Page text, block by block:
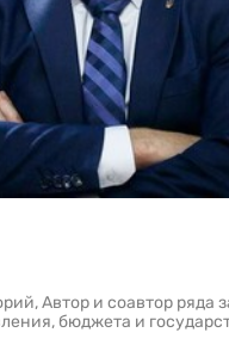
Автор и соавтор ряда
бюджета и